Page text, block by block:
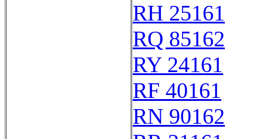
RH 25161
RQ 85162
RY 24161
RF 40161
RN 90162